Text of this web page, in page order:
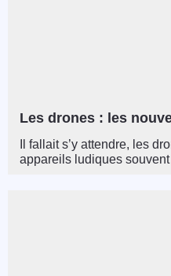
Les drones : les
Il fallait s’y attendre, les
appareils ludiques